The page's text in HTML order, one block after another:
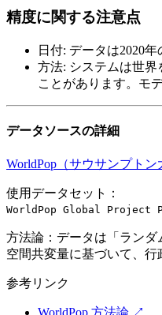
精度に関する注意点
日付: データは2020年
方法: システムは世
ことがあります。モ
データソースの詳細
WorldPop（サウサンプトン
使用データセット：
WorldPop Global Project
方法論： データは「ランダ
空間共変量に基づいて、行
参考リンク
WorldPop 方法論 ↗